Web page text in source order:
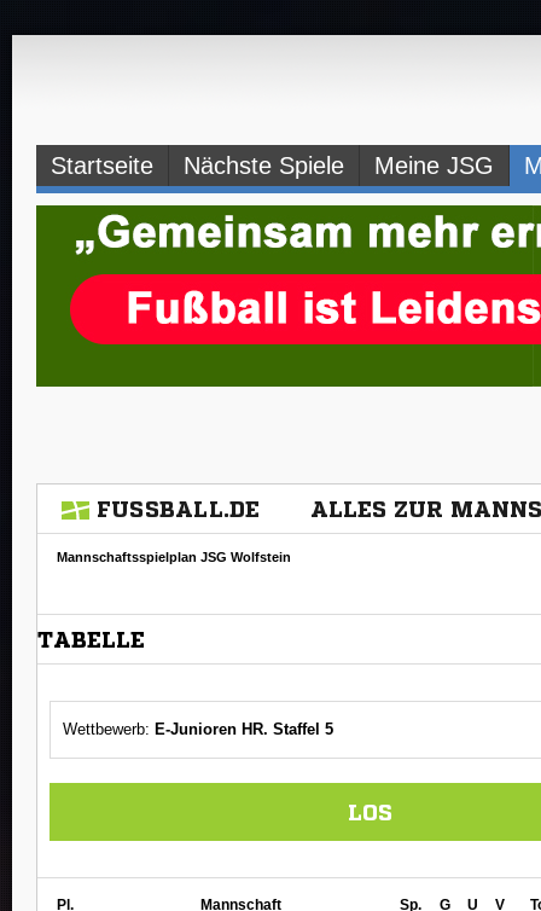
Startseite Mannschaften
Navigation
überspringen
Startseite Nächste Spiele Meine JSG